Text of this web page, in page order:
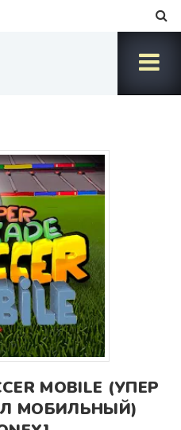
MOBILE (УПЕР
МОБИЛЬНЫЙ)